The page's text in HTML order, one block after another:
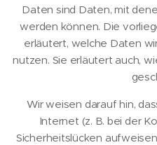
Daten sind Daten, mit
werden können. Die
erläutert, welche Daten
nutzen. Sie erläutert auch,
Wir weisen darauf hin,
Internet (z. B. bei der
Sicherheitslücken